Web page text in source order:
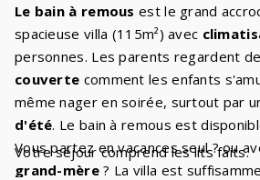
Le bain à remous est le grand
spacieuse villa (115m²) avec
personnes. Les parents regardent
couverte comment les enfants
même nager en soirée, surtout par
d'été. Le bain à remous est
Vous partez en vacances seul ? ou
grand-mère? La villa est
Votre séjour comprend les lits faits.